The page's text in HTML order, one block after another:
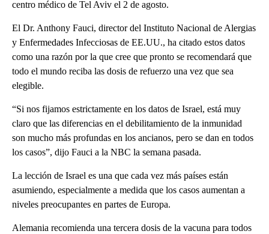
centro médico de Tel Aviv el 2 de agosto.
El Dr. Anthony Fauci, director del Instituto Nacional de Alergias
y Enfermedades Infecciosas de EE.UU., ha citado estos datos
como una razón por la que cree que pronto se recomendará que
todo el mundo reciba las dosis de refuerzo una vez que sea
elegible.
“Si nos fijamos estrictamente en los datos de Israel, está muy
claro que las diferencias en el debilitamiento de la inmunidad
son mucho más profundas en los ancianos, pero se dan en todos
los casos”, dijo Fauci a la NBC la semana pasada.
La lección de Israel es una que cada vez más países están
asumiendo, especialmente a medida que los casos aumentan a
niveles preocupantes en partes de Europa.
Alemania recomienda una tercera dosis de la vacuna para todos